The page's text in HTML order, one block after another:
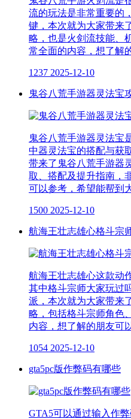
流的玩法是非常重要的
键，本次就为大家带来
略，也是火剑流技能、
常全面的内容，想了解
1237 2025-12-10
鬼谷八荒手游器灵法宝
鬼谷八荒手游器灵法宝
中器灵法宝的搭配与获
带来了鬼谷八荒手游器
取、搭配及提升指南，
可以参考，希望能帮到
1500 2025-12-10
航海王壮志雄心格斗宗
航海王壮志雄心这款动
其中格斗宗师大家玩过
派，本次就为大家带来
略，包括格斗宗师角色
内容，想了解的朋友可
1054 2025-12-10
gta5pc版作弊码有哪些
GTA5可以通过输入作